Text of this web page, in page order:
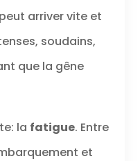
arriver vite et
soudains,
que la gêne
la fatigue. Entre
et